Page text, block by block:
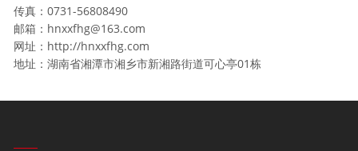
传真：0731-56808490
邮箱：hnxxfhg@163.com
网址：http://hnxxfhg.com
地址：湖南省湘潭市湘乡市新湘路街道可心亭01栋